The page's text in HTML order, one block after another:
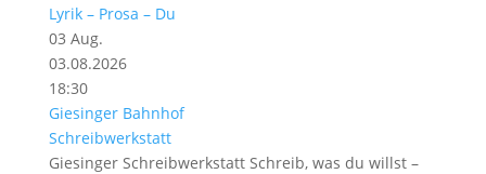
Lyrik – Prosa – Du
03 Aug.
03.08.2026
18:30
Giesinger Bahnhof
Schreibwerkstatt
Giesinger Schreibwerkstatt Schreib, was du willst –